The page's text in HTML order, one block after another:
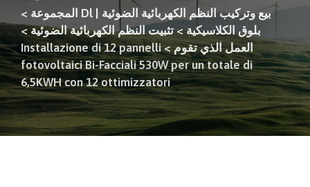
بيع وتركيب النظم الكهربائية الضوئية | Dl المجموعة
>
بلوق الكلاسيكية>تثبيت النظم الكهربائية الضوئية>
العمل الذي تقوم>
Installazione di 12 pannelli
fotovoltaici Bi-Facciali 530W per un totale di
6,5KWH con 12 ottimizzatori